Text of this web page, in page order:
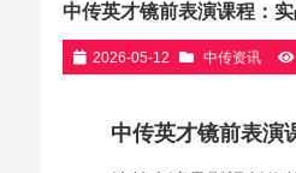
中传英才镜前表演课程：
2026-05-12 中传资讯
中传英才镜前表演